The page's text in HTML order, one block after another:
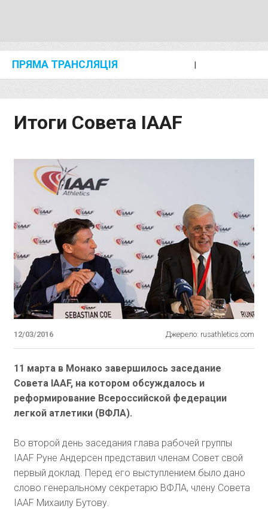
ПРЯМА ТРАНСЛЯЦІЯ I
Итоги Совета IAAF
12/03/2016 Джерело: rusathletics.com
11 марта в Монако завершилось заседание
Совета IAAF, на котором обсуждалось и
реформирование Всероссийской федерации
легкой атлетики (ВФЛА).
Во второй день заседания глава рабочей группы
IAAF Руне Андерсен представил членам Совет свой
первый доклад. Перед его выступлением было дано
слово генеральному секретарю ВФЛА, члену Совета
IAAF Михаилу Бутову.